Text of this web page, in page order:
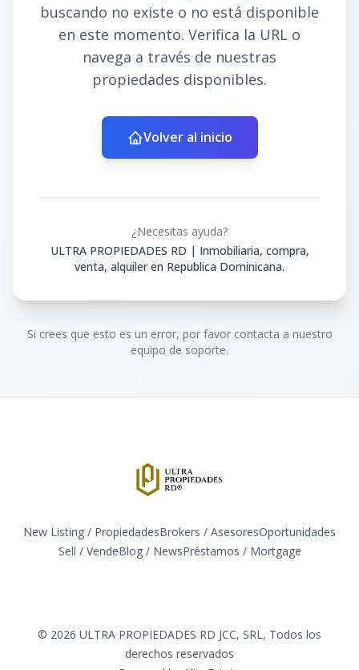
buscando no existe o no está disponible
en este momento. Verifica la URL o
navega a través de nuestras
propiedades disponibles.
Volver al inicio
¿Necesitas ayuda?
ULTRA PROPIEDADES RD | Inmobiliaria, compra,
venta, alquiler en Republica Dominicana.
Si crees que esto es un error, por favor contacta a nuestro
equipo de soporte.
New Listing / PropiedadesBrokers / AsesoresOportunidades
Sell / VendeBlog / News​Préstamos / Mortgage
© 2026 ULTRA PROPIEDADES RD JCC, SRL, Todos los
derechos reservados